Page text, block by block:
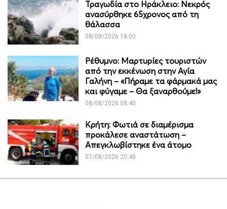
Τραγωδία στο Ηράκλειο: Νεκρός
ανασύρθηκε 65χρονος από τη
θάλασσα
08/08/2026 18:00
Ρέθυμνο: Μαρτυρίες τουριστών
από την εκκένωση στην Αγία
Γαλήνη – «Πήραμε τα φάρμακά μας
και φύγαμε – Θα ξαναρθούμε!»
08/08/2026 08:40
Κρήτη: Φωτιά σε διαμέρισμα
προκάλεσε αναστάτωση –
Απεγκλωβίστηκε ένα άτομο
07/08/2026 20:40